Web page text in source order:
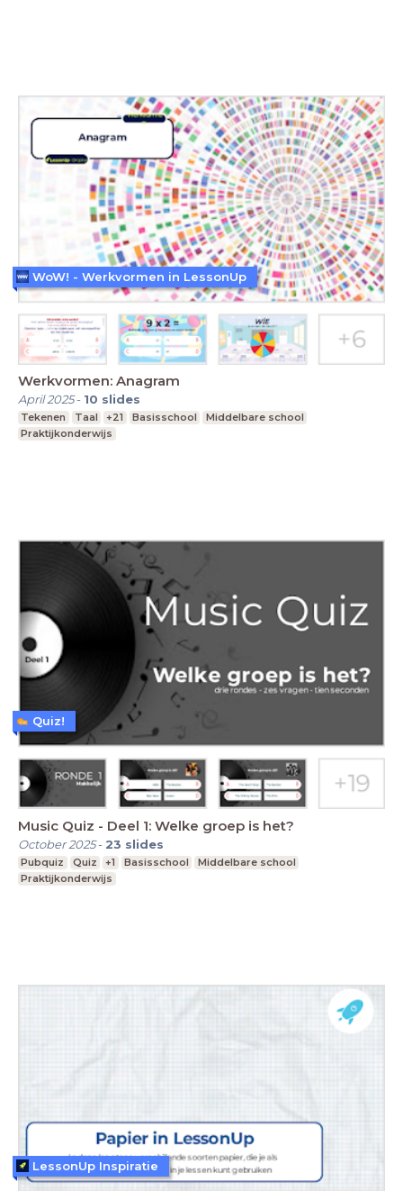
Werkvormen: Anagram
April 2025- 10 slides
Tekenen Taal +21 Basisschool
Middelbare school
Praktijkonderwijs
WoW! - Werkvormen in LessonUp
Music Quiz - Deel 1: Welke groep is het?
October 2025- 23 slides
Pubquiz Quiz +1 Basisschool
Middelbare school
Praktijkonderwijs
Quiz!
LessonUp Inspiratie